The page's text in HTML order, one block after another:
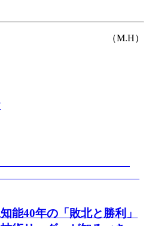
（M.H）
能40年の「敗北と勝利」